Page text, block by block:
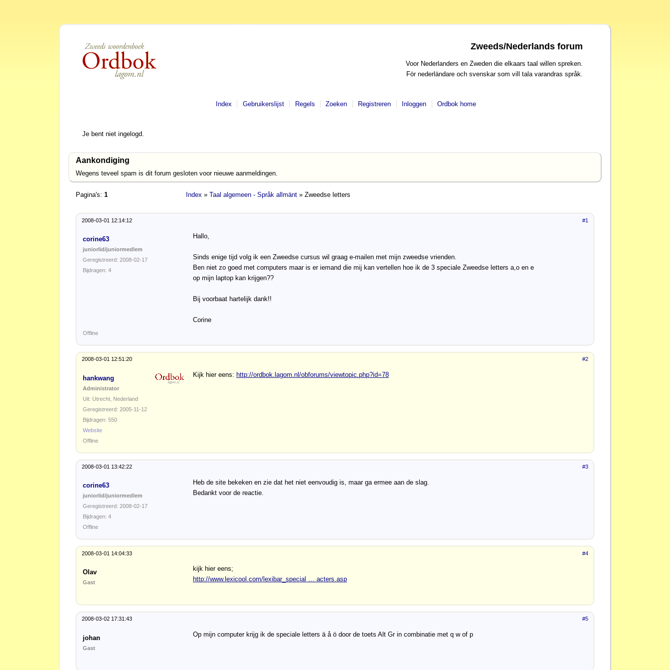
Zweeds/Nederlands forum
Voor Nederlanders en Zweden die elkaars taal willen spreken.
För nederländare och svenskar som vill tala varandras språk.
Index Gebruikerslijst Regels Zoeken Registreren Inloggen Ordbok home
Je bent niet ingelogd.
Aankondiging
Wegens teveel spam is dit forum gesloten voor nieuwe aanmeldingen.
Pagina's: 1 Index » Taal algemeen - Språk allmänt » Zweedse letters
#1
2008-03-01 12:14:12
corine63
juniorlid/juniormedlem
Geregistreerd: 2008-02-17
Bijdragen: 4
Hallo,
Sinds enige tijd volg ik een Zweedse cursus wil graag e-mailen met mijn zweedse vrienden.
Ben niet zo goed met computers maar is er iemand die mij kan vertellen hoe ik de 3 speciale Zweedse letters a,o en e
op mijn laptop kan krijgen??
Bij voorbaat hartelijk dank!!
Corine
Offline
#2
2008-03-01 12:51:20
hankwang
Administrator
Uit: Utrecht, Nederland
Geregistreerd: 2005-11-12
Bijdragen: 550
Website
Kijk hier eens: http://ordbok.lagom.nl/obforums/viewtopic.php?id=78
Offline
#3
2008-03-01 13:42:22
corine63
juniorlid/juniormedlem
Geregistreerd: 2008-02-17
Bijdragen: 4
Heb de site bekeken en zie dat het niet eenvoudig is, maar ga ermee aan de slag.
Bedankt voor de reactie.
Offline
#4
2008-03-01 14:04:33
Olav
Gast
kijk hier eens;
http://www.lexicool.com/lexibar_special … acters.asp
#5
2008-03-02 17:31:43
johan
Gast
Op mijn computer krijg ik de speciale letters ä å ö door de toets Alt Gr in combinatie met q w of p